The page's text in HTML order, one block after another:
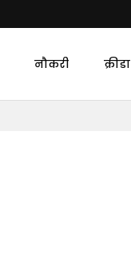
नौकरी क्रीडा